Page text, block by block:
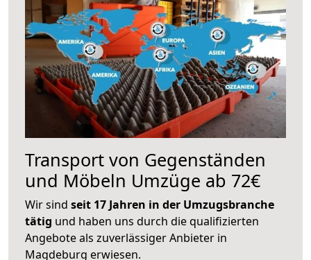
Transport von Gegenständen
und Möbeln Umzüge ab 72€
Wir sind seit 17 Jahren in der Umzugsbranche
tätig und haben uns durch die qualifizierten
Angebote als zuverlässiger Anbieter in
Magdeburg erwiesen.